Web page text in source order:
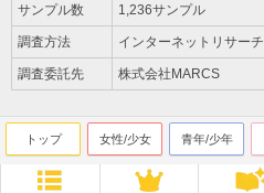
サンプル数 1,236サンプル
調査方法 インターネットリサーチ
調査委託先 株式会社MARCS
トップ 女性/少女 青年/少年